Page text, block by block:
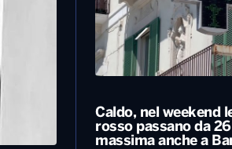
Caldo, nel weekend
rosso passano da
massima anche a